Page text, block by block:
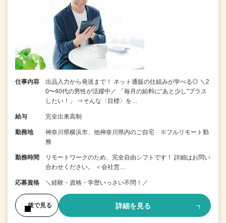
仕事内容
出品入力から発送まで！ ネット通販の仕組みが学べる◎ ＼2
0〜40代の男性が活躍中／ 「毎月の給料に“あと少し”プラス
したい！」 ⇒そんな〈目標〉を…
給与 完全出来高制
勤務地
神奈川県横浜市、他神奈川県内のご自宅 ※フルリモート勤
務
勤務時間
リモートワークのため、完全自由シフトです！ 詳細はお問い
合わせください。 ＜会社営…
応募資格 ＼経験・資格・学歴いっさい不問！／
後で見る 詳細を見る